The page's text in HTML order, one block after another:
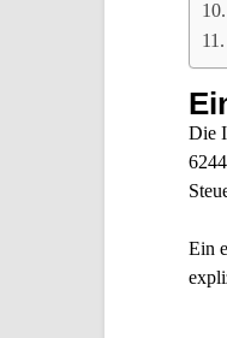
Die
Ein